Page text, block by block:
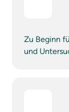
Zu Beginn
und